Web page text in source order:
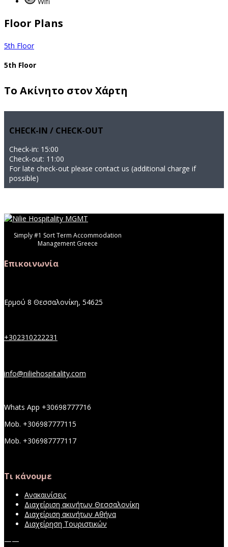
Floor Plans
5th Floor
5th Floor
Το Ακίνητο στον Χάρτη
CHECK-IN / CHECK-OUT
Check-in: 15:00
Check-out: 11:00
For late check-out please contact us (additional charge if
possible)
Simply #1 Sort Term Accommodation
Management Greece
Επικοινωνία
Ερμού 8 Θεσσαλονίκη, 54625
+302310222231
info@niliehospitality.com
Whats App +30698777716
Mob. +306987777115
Mob. +306987777117
Τι κάνουμε
Ανακαινίσεις
Διαχείριση ακινήτων Θεσσαλονίκη
Διαχείριση ακινήτων Αθήνα
Διαχείρηση Τουριστικών
——